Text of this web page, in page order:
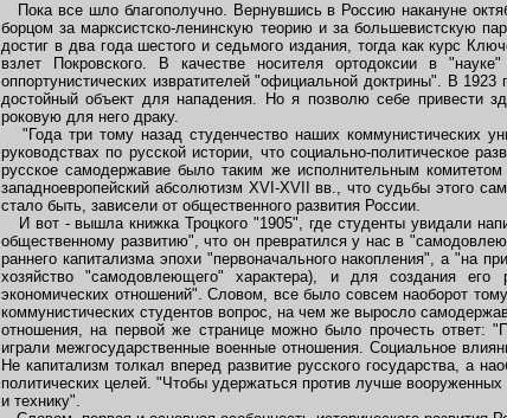
Пока все шло благополучно. Вернувшись в Россию накануне
борцом за марксистско-ленинскую теорию и за большевистскую
достиг в два года шестого и седьмого издания, тогда как курс
взлет Покровского. В качестве носителя ортодоксии в
оппортунистических извратителей "официальной доктрины". В
достойный объект для нападения. Но я позволю себе привести
роковую для него драку.
"Года три тому назад студенчество наших коммунистических
руководствах по русской истории, что социально-политическое
русское самодержавие было таким же исполнительным
западноевропейский абсолютизм XVI-XVII вв., что судьбы этого
стало быть, зависели от общественного развития России.
И вот - вышла книжка Троцкого "1905", где студенты увидали
общественному развитию", что он превратился у нас в
раннего капитализма эпохи "первоначального накопления", а "на
хозяйство "самодовлеющего" характера), и для создания его
экономических отношений". Словом, все было совсем наоборот
коммунистических студентов вопрос, на чем же выросло
отношения, на первой же странице можно было прочесть ответ:
играли межгосударственные военные отношения. Социальное
Не капитализм толкал вперед развитие русского государства, а
политических целей. "Чтобы удержаться против лучше
и технику".